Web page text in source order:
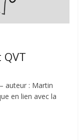
auteur : Martin
en lien avec la